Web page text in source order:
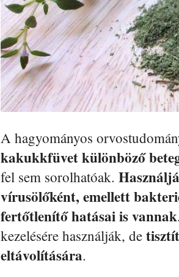
A hagyományos
kakukkfüvet különböző
fel sem sorolhatóak.
vírusölőként, emellett
fertőtlenítő hatásai is vannak
kezelésére használják, de
eltávolítására.